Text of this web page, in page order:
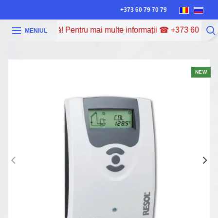
+373 60 79 70 79
MENIUL
dobândă! Pentru mai multe informații ☎ +373 60 79 70 79
NEW